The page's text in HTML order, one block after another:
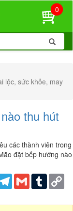
0
lộc, sức khỏe, may
thu hút
các thành viên trong
đặt bếp hướng nào
Telegram
Gmail Tumblr